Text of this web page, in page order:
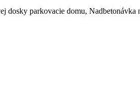
dosky parkovacie domu, Nadbetonávka